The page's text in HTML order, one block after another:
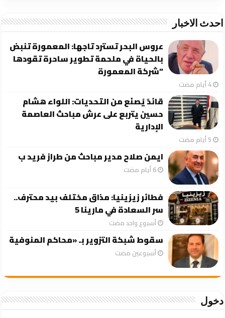
احدث الاخبار
عروس البحر تسترد تاجها: المعمورة تنبض
بالحياة في ملحمة تطوير ساحرة تقودها
“شركة المعمورة
‏4 أيام مضت
قائدٌ يُصنَع من التحديات: اللواء هشام
حسين يتربع على عرش مباحث العاصمة
الإدارية
ايمن صلاح مدير مباحث من طراز فريد ب
‏6 أيام مضت
فطائر زيزينيا: مذاق مختلف بيد محترف..
سر السعادة في مارينا 5
‏أسبوع واحد مضت
سقوط شبكة التزوير بـ «محاكم المنوفية
‏أسبوعين مضت
دخول